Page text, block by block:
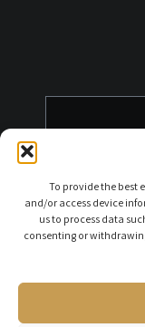
To provide the best
and/or access device
us to process data
consenting or